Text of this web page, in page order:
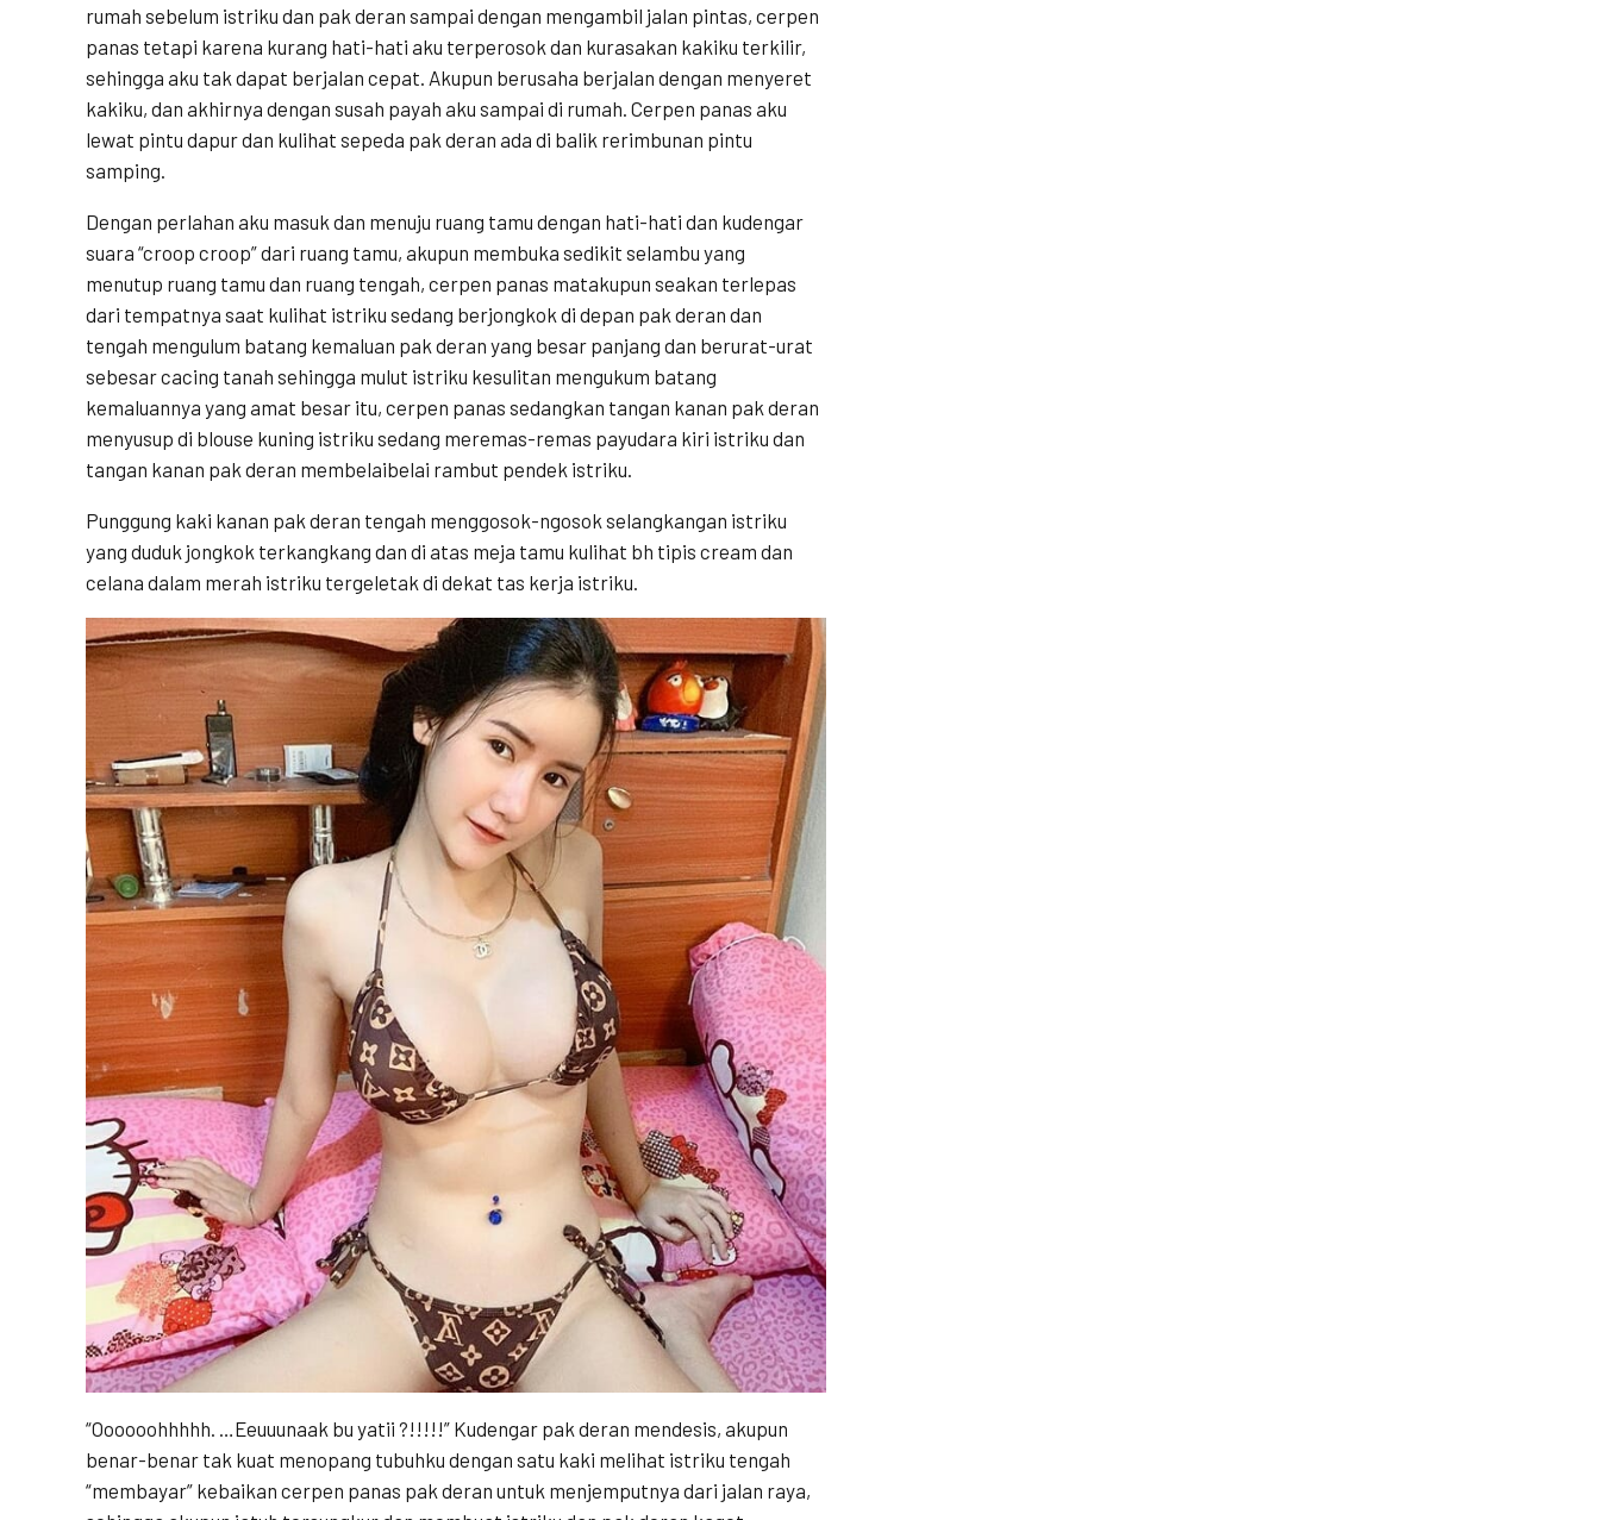
rumah sebelum istriku dan pak deran sampai dengan mengambil jalan pintas, cerpen
panas tetapi karena kurang hati-hati aku terperosok dan kurasakan kakiku terkilir,
sehingga aku tak dapat berjalan cepat. Akupun berusaha berjalan dengan menyeret
kakiku, dan akhirnya dengan susah payah aku sampai di rumah. Cerpen panas aku
lewat pintu dapur dan kulihat sepeda pak deran ada di balik rerimbunan pintu
samping.
Dengan perlahan aku masuk dan menuju ruang tamu dengan hati-hati dan kudengar
suara “croop croop” dari ruang tamu, akupun membuka sedikit selambu yang
menutup ruang tamu dan ruang tengah, cerpen panas matakupun seakan terlepas
dari tempatnya saat kulihat istriku sedang berjongkok di depan pak deran dan
tengah mengulum batang kemaluan pak deran yang besar panjang dan berurat-urat
sebesar cacing tanah sehingga mulut istriku kesulitan mengukum batang
kemaluannya yang amat besar itu, cerpen panas sedangkan tangan kanan pak deran
menyusup di blouse kuning istriku sedang meremas-remas payudara kiri istriku dan
tangan kanan pak deran membelaibelai rambut pendek istriku.
Punggung kaki kanan pak deran tengah menggosok-ngosok selangkangan istriku
yang duduk jongkok terkangkang dan di atas meja tamu kulihat bh tipis cream dan
celana dalam merah istriku tergeletak di dekat tas kerja istriku.
“Oooooohhhhh. …Eeuuunaak bu yatii ?!!!!!” Kudengar pak deran mendesis, akupun
benar-benar tak kuat menopang tubuhku dengan satu kaki melihat istriku tengah
“membayar” kebaikan cerpen panas pak deran untuk menjemputnya dari jalan raya,